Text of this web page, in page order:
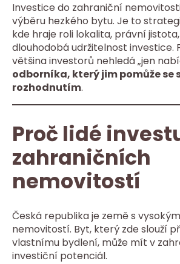
Investice do zahraniční
výběru hezkého bytu. Je to
kde hraje roli lokalita, právní
dlouhodobá udržitelnost investice.
většina investorů nehledá „jen
odborníka, který jim pomůže se
rozhodnutím.
Proč lidé
zahraničních
nemovitostí
Česká republika je země s
nemovitostí. Byt, který zde slouží
vlastnímu bydlení, může mít v
investiční potenciál.